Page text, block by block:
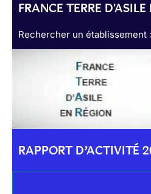
FRANCE TERRE D'ASILE
Rechercher un établissement
RAPPORT D’ACTIVITÉ